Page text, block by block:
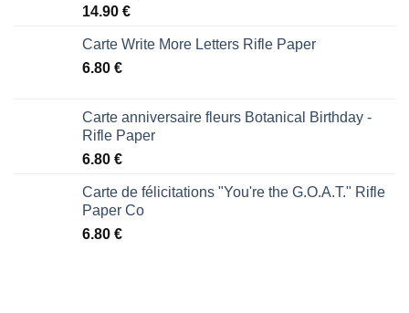
14.90 €
Carte Write More Letters Rifle Paper
6.80 €
Carte anniversaire fleurs Botanical Birthday -
Rifle Paper
6.80 €
Carte de félicitations "You're the G.O.A.T." Rifle
Paper Co
6.80 €